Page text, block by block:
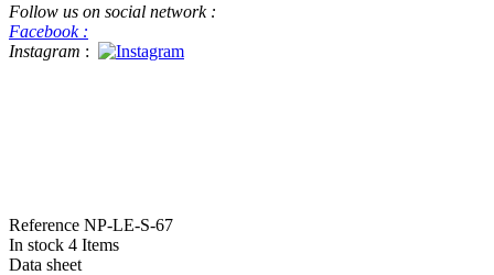
Follow us on social network :
Facebook :
Instagram :
Reference NP-LE-S-67
In stock 4 Items
Data sheet